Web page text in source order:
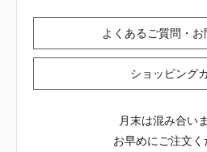
よくあるご質問・
ショッピング
月末は混み合い
お早めにご注文く